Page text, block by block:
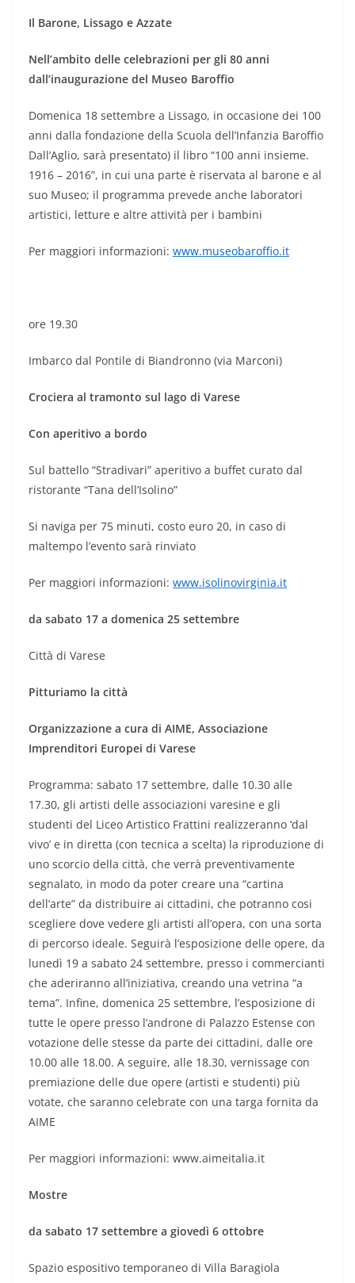
Il Barone, Lissago e Azzate
Nell’ambito delle celebrazioni per gli 80 anni
dall’inaugurazione del Museo Baroffio
Domenica 18 settembre a Lissago, in occasione dei 100
anni dalla fondazione della Scuola dell’Infanzia Baroffio
Dall’Aglio, sarà presentato) il libro “100 anni insieme.
1916 – 2016”, in cui una parte è riservata al barone e al
suo Museo; il programma prevede anche laboratori
artistici, letture e altre attività per i bambini
Per maggiori informazioni: www.museobaroffio.it
ore 19.30
Imbarco dal Pontile di Biandronno (via Marconi)
Crociera al tramonto sul lago di Varese
Con aperitivo a bordo
Sul battello “Stradivari” aperitivo a buffet curato dal
ristorante “Tana dell’Isolino”
Si naviga per 75 minuti, costo euro 20, in caso di
maltempo l’evento sarà rinviato
Per maggiori informazioni: www.isolinovirginia.it
da sabato 17 a domenica 25 settembre
Città di Varese
Pitturiamo la città
Organizzazione a cura di AIME, Associazione
Imprenditori Europei di Varese
Programma: sabato 17 settembre, dalle 10.30 alle
17.30, gli artisti delle associazioni varesine e gli
studenti del Liceo Artistico Frattini realizzeranno ‘dal
vivo’ e in diretta (con tecnica a scelta) la riproduzione di
uno scorcio della città, che verrà preventivamente
segnalato, in modo da poter creare una “cartina
dell’arte” da distribuire ai cittadini, che potranno cosi
scegliere dove vedere gli artisti all’opera, con una sorta
di percorso ideale. Seguirà l’esposizione delle opere, da
lunedì 19 a sabato 24 settembre, presso i commercianti
che aderiranno all’iniziativa, creando una vetrina “a
tema”. Infine, domenica 25 settembre, l’esposizione di
tutte le opere presso l’androne di Palazzo Estense con
votazione delle stesse da parte dei cittadini, dalle ore
10.00 alle 18.00. A seguire, alle 18.30, vernissage con
premiazione delle due opere (artisti e studenti) più
votate, che saranno celebrate con una targa fornita da
AIME
Per maggiori informazioni: www.aimeitalia.it
Mostre
da sabato 17 settembre a giovedì 6 ottobre
Spazio espositivo temporaneo di Villa Baragiola